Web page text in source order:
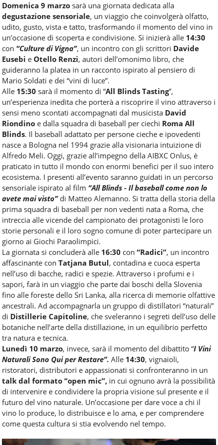
Domenica 9 marzo sarà una giornata dedicata alla
degustazione sensoriale, un viaggio che coinvolgerà olfatto,
udito, gusto, vista e tatto, trasformando il momento del vino in
un’occasione di scoperta e condivisione. Si inizierà alle 14:30
con “Culture di Vigna”, un incontro con gli scrittori Davide
Eusebi e Otello Renzi, autori dell’omonimo libro, che
guideranno la platea in un racconto ispirato al pensiero di
Mario Soldati e dei “vini di luce”.
Alle 15:30 sarà il momento di “All Blinds Tasting”,
un’esperienza inedita che porterà a riscoprire il vino attraverso i
sensi meno scontati accompagnati dal musicista David
Riondino e dalla squadra di baseball per ciechi Roma All
Blinds. Il baseball adattato per persone cieche e ipovedenti
nasce a Bologna nel 1994 grazie alla visionaria intuizione di
Alfredo Meli. Oggi, grazie all’impegno della AIBXC Onlus, è
praticato in tutto il mondo con enormi benefici per il suo intero
ecosistema. I presenti all’evento saranno guidati in un percorso
sensoriale ispirato al film “All Blinds - Il baseball come non lo
avete mai visto” di Matteo Alemanno. Si tratta della storia della
prima squadra di baseball per non vedenti nata a Roma, che
intreccia alle vicende del campionato dei protagonisti le loro
storie personali e il loro sogno comune di poter partecipare un
giorno ai Giochi Paraolimpici.
La giornata si concluderà alle 16:30 con “Radici”, un incontro
affascinante con Tatjana Butul, contadina e cuoca esperta
nell’uso di bacche, radici e spezie. Attraverso i profumi e i
sapori, farà in un viaggio che parte dai boschi della Slovenia
fino alle foreste dello Sri Lanka, alla ricerca di memorie olfattive
ancestrali. Ad accompagnarla un gruppo di distillatori “naturali”
di Distillerie Capitoline, che sveleranno i segreti dell’uso delle
botaniche nell’arte della distillazione, in un equilibrio perfetto
tra natura e tecnica.
Lunedì 10 marzo, invece, sarà il momento del dibattito “I Vini
Naturali Sono Qui per Restare”. Alle 14:30, vignaioli,
ristoratori, distributori e appassionati si confronteranno in un
talk dal formato “open mic”, in cui ognuno avrà la possibilità
di intervenire e condividere la propria visione sul presente e il
futuro del vino naturale. Un’occasione per dare voce a chi il
vino lo produce, lo distribuisce e lo ama, e per comprendere
come questa cultura si stia evolvendo nel tempo.